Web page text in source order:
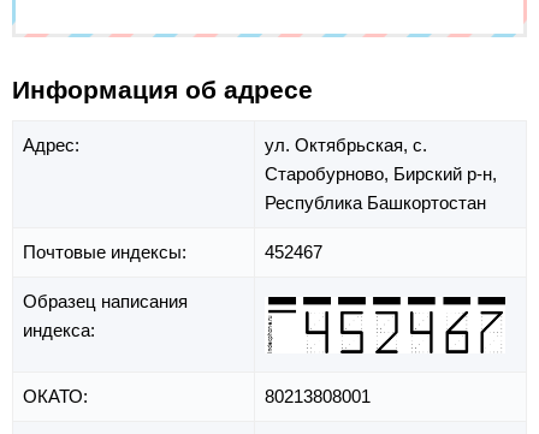
Информация об адресе
Адрес: ул. Октябрьская, с.
Старобурново, Бирский р-н,
Республика Башкортостан
Почтовые индексы: 452467
Образец написания
индекса:
ОКАТО: 80213808001